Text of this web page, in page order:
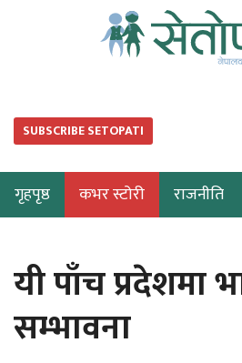
SUBSCRIBE SETOPATI
गृहपृष्ठ कभर स्टोरी राजनीति
यी पाँच प्रदेशमा
सम्भावना